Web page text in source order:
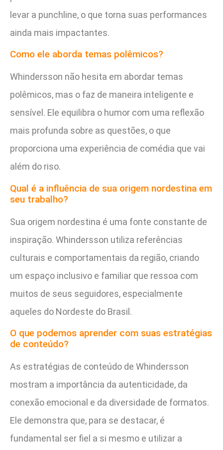
levar a punchline, o que torna suas performances
ainda mais impactantes.
Como ele aborda temas polêmicos?
Whindersson não hesita em abordar temas
polêmicos, mas o faz de maneira inteligente e
sensível. Ele equilibra o humor com uma reflexão
mais profunda sobre as questões, o que
proporciona uma experiência de comédia que vai
além do riso.
Qual é a influência de sua origem nordestina em
seu trabalho?
Sua origem nordestina é uma fonte constante de
inspiração. Whindersson utiliza referências
culturais e comportamentais da região, criando
um espaço inclusivo e familiar que ressoa com
muitos de seus seguidores, especialmente
aqueles do Nordeste do Brasil.
O que podemos aprender com suas estratégias
de conteúdo?
As estratégias de conteúdo de Whindersson
mostram a importância da autenticidade, da
conexão emocional e da diversidade de formatos.
Ele demonstra que, para se destacar, é
fundamental ser fiel a si mesmo e utilizar a